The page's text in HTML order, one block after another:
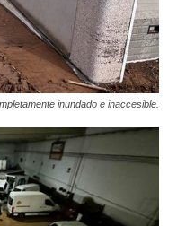
inundado e inaccesible.